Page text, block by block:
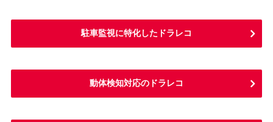
駐車監視に特化したドラレコ
動体検知対応のドラレコ